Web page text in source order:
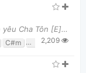
[A]Aba Chúa trên cao, vâng chúng [Bm]con yêu Cha Tôn [E]cao danh Cha trên cả thế [A]gian [E] Nguy
C#m D E
2,209